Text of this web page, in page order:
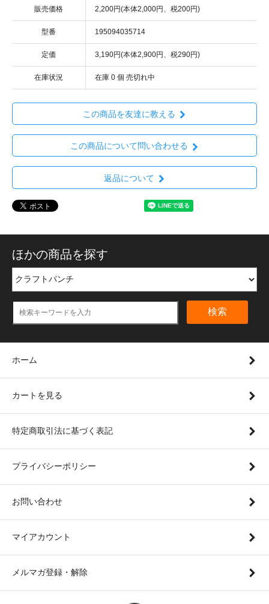
販売価格 2,200円(本体2,000円、税200円)
型番 195094035714
定価 3,190円(本体2,900円、税290円)
在庫状況 在庫 0 個 売切れ中
この商品を友達に教える
この商品について問い合わせる
返品について
ほかの商品を探す
検索
ホーム
カートを見る
特定商取引法に基づく表記
プライバシーポリシー
お問い合わせ
マイアカウント
メルマガ登録・解除